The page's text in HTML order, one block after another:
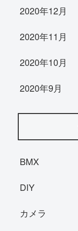
2020年12月
2020年11月
2020年10月
2020年9月
BMX
DIY
カメラ